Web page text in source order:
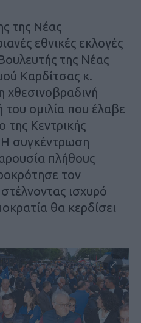
της Νέας
εθνικές εκλογές
της Νέας
Καρδίτσας κ.
χθεσινοβραδινή
του ομιλία που έλαβε
Κεντρικής
Η συγκέντρωση
πλήθους
τον
ισχυρό
θα κερδίσει